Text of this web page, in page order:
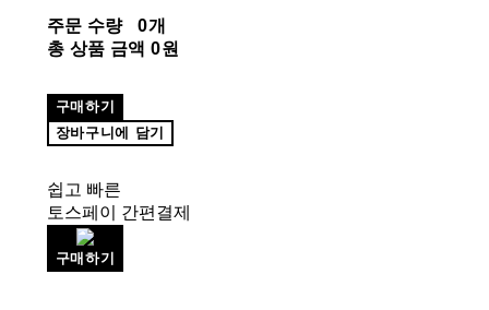
주문 수량
0개
총 상품 금액 0원
구매하기
장바구니에 담기
쉽고 빠른
토스페이 간편결제
구매하기